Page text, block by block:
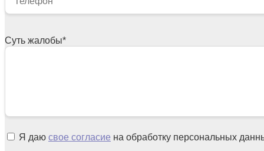
Суть жалобы*
Я даю свое согласие на обработку персональных